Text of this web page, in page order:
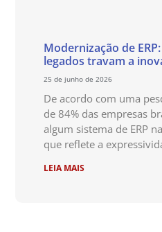
Modernização de
legados travam a
25 de junho de 2026
De acordo com uma
de 84% das empresas
algum sistema de ERP
que reflete a
LEIA MAIS